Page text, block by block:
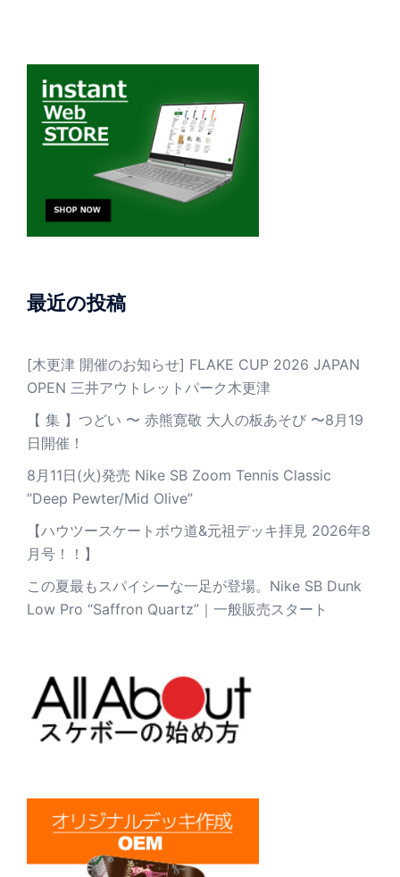
最近の投稿
[木更津 開催のお知らせ] FLAKE CUP 2026 JAPAN
OPEN 三井アウトレットパーク木更津
【 集 】つどい 〜 赤熊寛敬 大人の板あそび 〜8月19
日開催！
8月11日(火)発売 Nike SB Zoom Tennis Classic
”Deep Pewter/Mid Olive”
【ハウツースケートボウ道&元祖デッキ拝見 2026年8
月号！！】
この夏最もスパイシーな一足が登場。Nike SB Dunk
Low Pro “Saffron Quartz”｜一般販売スタート